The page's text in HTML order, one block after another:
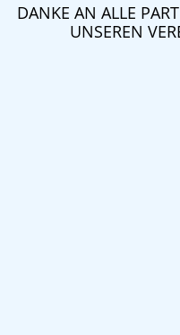
DANKE AN ALLE
UNSEREN